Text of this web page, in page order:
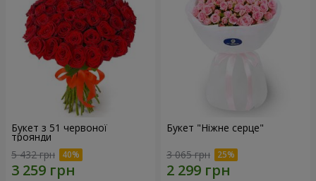
Букет з 51 червоної
троянди
5 432 грн
Букет "Ніжне серце"
3 065 грн